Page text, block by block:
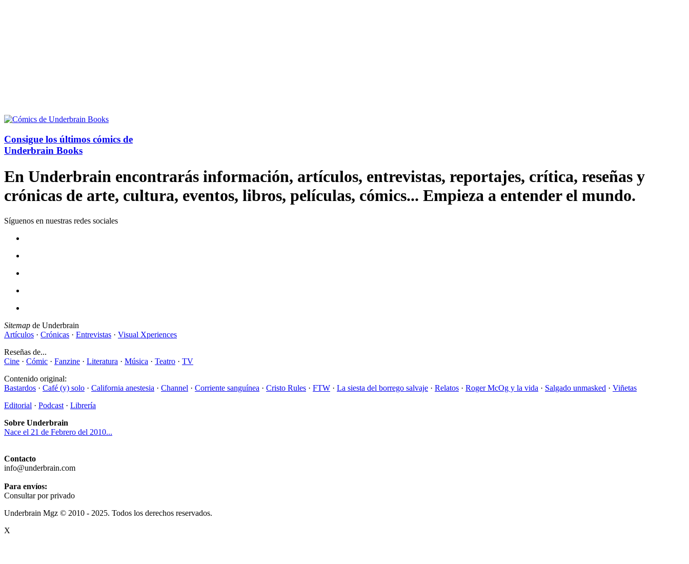
Consigue los últimos cómics de
Underbrain Books
En Underbrain encontrarás información, artículos, entrevistas, reportajes, crítica, reseñas y
crónicas de arte, cultura, eventos, libros, películas, cómics... Empieza a entender el mundo.
Síguenos en nuestras redes sociales
Sitemap de Underbrain
Artículos · Crónicas · Entrevistas · Visual Xperiences
Reseñas de...
Cine · Cómic · Fanzine · Literatura · Música · Teatro · TV
Contenido original:
Bastardos · Café (y) solo · California anestesia · Channel · Corriente sanguínea · Cristo Rules · FTW · La siesta del borrego salvaje · Relatos · Roger McOg y la vida · Salgado unmasked · Viñetas
Editorial · Podcast · Librería
Sobre Underbrain
Nace el 21 de Febrero del 2010...
Contacto
info@underbrain.com
Para envíos:
Consultar por privado
Underbrain Mgz © 2010 - 2025. Todos los derechos reservados.
X